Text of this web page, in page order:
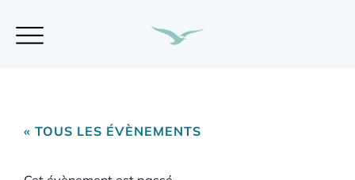
« TOUS LES ÉVÈNEMENTS